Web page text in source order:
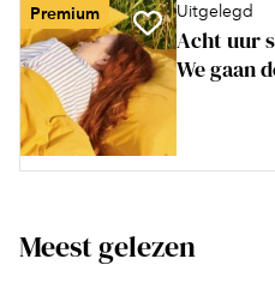
Premium Uitgelegd
Acht uur
We gaan
Meest gelezen